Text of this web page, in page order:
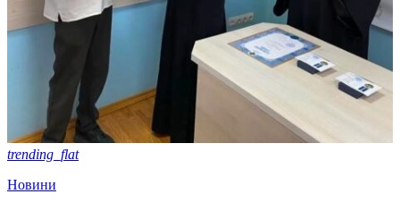
trending_flat
Новини